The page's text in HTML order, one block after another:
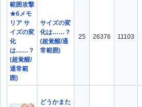
サイズの変
化は……？
(超覚醒/通
常範囲)
25 26376 11103
どうかまた